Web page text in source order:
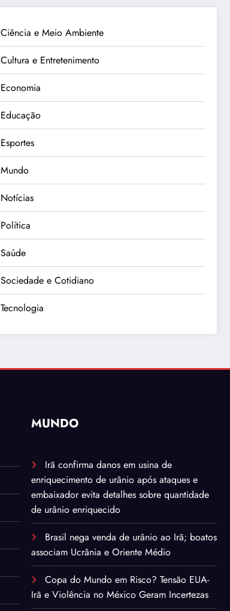
Ciência e Meio Ambiente
Cultura e Entretenimento
Economia
Educação
Esportes
Mundo
Notícias
Política
Saúde
Sociedade e Cotidiano
Tecnologia
MUNDO
Irã confirma danos em usina de
enriquecimento de urânio após ataques e
embaixador evita detalhes sobre quantidade
de urânio enriquecido
Brasil nega venda de urânio ao Irã; boatos
associam Ucrânia e Oriente Médio
Copa do Mundo em Risco? Tensão EUA-
Irã e Violência no México Geram Incertezas